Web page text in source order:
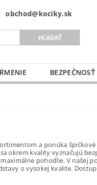
obchod@kociky.sk
a ponúka špičkové
okrem kvality vyznačujú
pohodlie. V našej
o vysokej kvalite.